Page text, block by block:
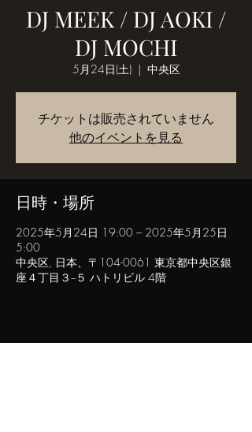
DJ MEEK / DJ AOKI /
DJ MOCHI
5月24日(土)
  |
中央区
チケットは販売されていません
他のイベントを見る
日時・場所
2025年5月24日 19:00 – 2025年5月25日
5:00
中央区, 日本、〒104-0061 東京都中央区銀
座４丁目３−５ ハトリビル 4階